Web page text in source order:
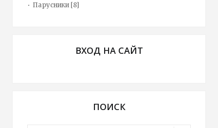
Парусники [8]
ВХОД НА САЙТ
ПОИСК